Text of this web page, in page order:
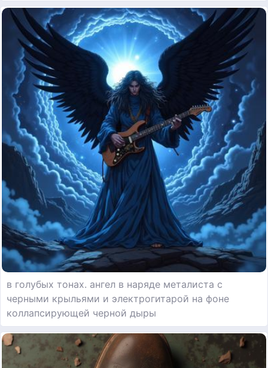
в голубых тонах. ангел в наряде металиста с
черными крыльями и электрогитарой на фоне
коллапсирующей черной дыры